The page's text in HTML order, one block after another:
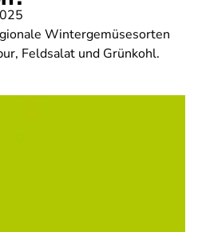
Wintergemüsesorten
Feldsalat und Grünkohl.